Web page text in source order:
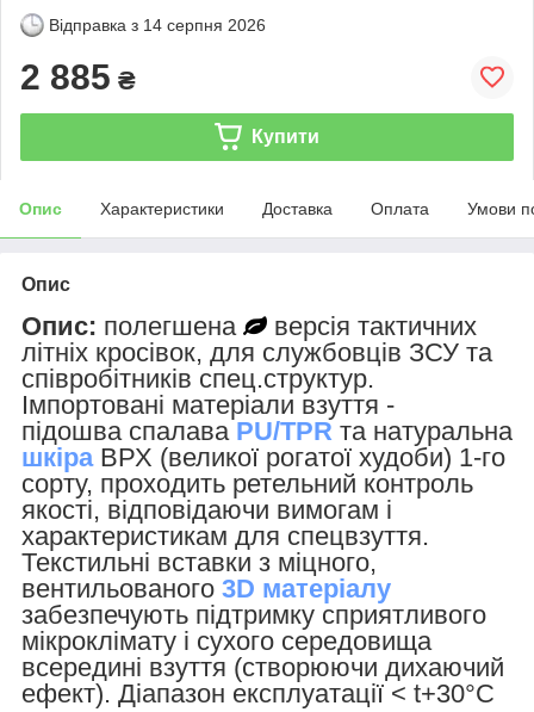
Відправка з 14 серпня 2026
2 885 ₴
Купити
Опис Характеристики Доставка Оплата Умови
Опис
Опис: полегшена версія тактичних
літніх кросівок, для службовців ЗСУ та
співробітників спец.структур.
Імпортовані матеріали взуття -
підошва спалава PU/TPR та натуральна
шкіраВРХ (великої рогатої худоби) 1-го
сорту, проходить ретельний контроль
якості, відповідаючи вимогам і
характеристикам для спецвзуття.
Текстильні вставки з міцного,
вентильованого 3D матеріалу
забезпечують підтримку сприятливого
мікроклімату і сухого середовища
всередині взуття (створюючи дихаючий
ефект). Діапазон експлуатації < t+30°С